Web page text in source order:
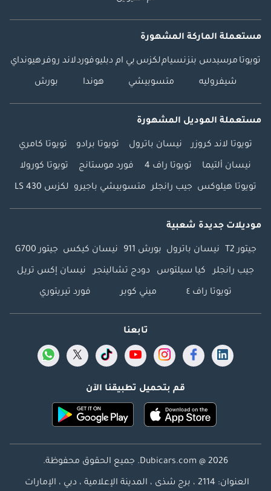
مستعملة الماركة المشهورة
تويوتا مرسيدس بنزنسياملكزس بي ام دبليوفوردلاند روفرهيونداي
شيفروليه متسوبيشي هوندا بورش
مستعملة الموديل المشهورة
تويوتا لاند كروزر نيسان باترول تويوتا برادو تويوتا كامري
نيسان ألتيما تويوتا راف 4 فورد موستانج تويوتا كورولا
تويوتا هيلوكس جيب رانجلر متسوبيشي باجيرو لكزس LS 430
موديلات جديدة شعبية
جيتور T2 نيسان باترول بورش 911 نيسان كيكس جيتور G700
جيب رانجلر كيا سيلتوس دودج تشالينجر نيسان إكس تريل
تويوتا راف ٤ ميني كوبر فورد تيريتوري
تابعنا
قم بتحميل تطبيقنا الآن
Dubicars.com @ 2026. جميع الحقوق محفوظة.
العنوان: 2114 ، برج شذى ، المدينة الإعلامية ، دبي ، الإمارات